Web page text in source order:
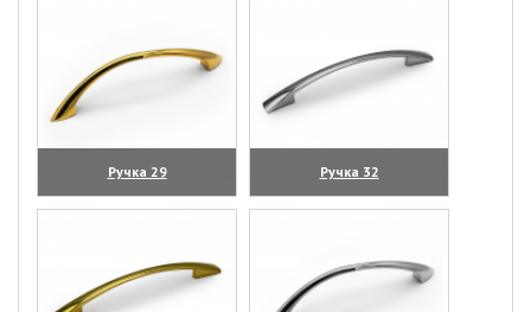
Ручка 29
(увеличить)
Ручка 32
(увеличить)